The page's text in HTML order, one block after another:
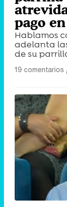
pago
Hablamos
adelanta
de su
19 comentarios